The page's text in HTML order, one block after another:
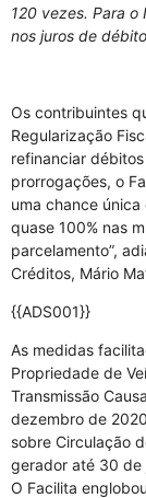
120 vezes. Para
nos juros de
Os contribuintes
Regularização
refinanciar débitos
prorrogações, o
uma chance
quase 100% nas
parcelamento”,
Créditos, Mário
{{ADS001}}
As medidas
Propriedade de
Transmissão
dezembro de
sobre Circulação
gerador até 30 de
O Facilita